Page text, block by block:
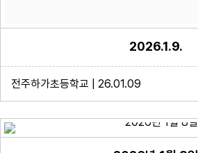
2026.1.9.
전주하가초등학교 | 26.01.09